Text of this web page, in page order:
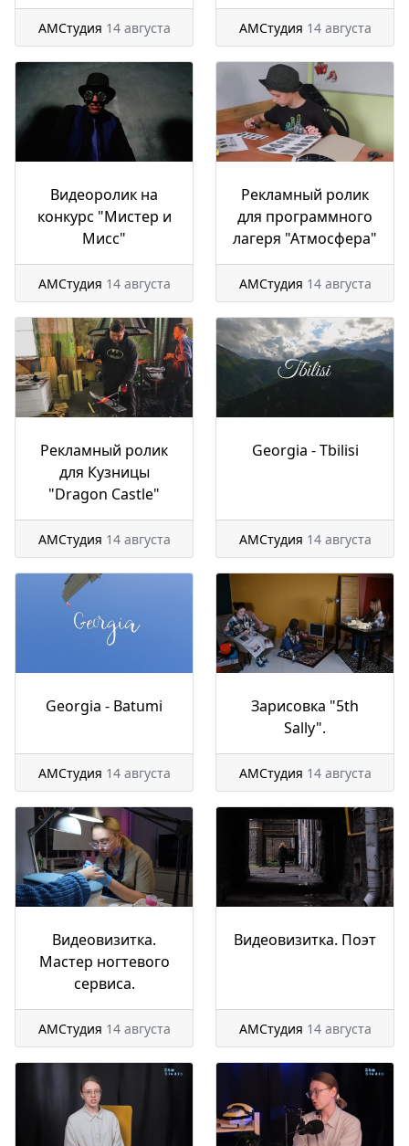
АМСтудия 14 августа АМСтудия 14 августа
Видеоролик на
конкурс "Мистер и
Мисс"
АМСтудия 14 августа
Рекламный ролик
для программного
лагеря "Атмосфера"
АМСтудия 14 августа
Рекламный ролик
для Кузницы
"Dragon Castle"
АМСтудия 14 августа
Georgia - Tbilisi
АМСтудия 14 августа
Georgia - Batumi
АМСтудия 14 августа
Зарисовка "5th
Sally".
АМСтудия 14 августа
Видеовизитка.
Мастер ногтевого
сервиса.
АМСтудия 14 августа
Видеовизитка. Поэт
АМСтудия 14 августа